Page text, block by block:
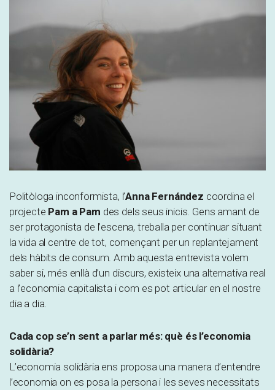
Politòloga inconformista, l’Anna Fernández coordina el
projecte Pam a Pam des dels seus inicis. Gens amant de
ser protagonista de l’escena, treballa per continuar situant
la vida al centre de tot, començant per un replantejament
dels hàbits de consum. Amb aquesta entrevista volem
saber si, més enllà d’un discurs, existeix una alternativa real
a l’economia capitalista i com es pot articular en el nostre
dia a dia.
Cada cop se’n sent a parlar més: què és l’economia
solidària?
L’economia solidària ens proposa una manera d’entendre
l’economia on es posa la persona i les seves necessitats